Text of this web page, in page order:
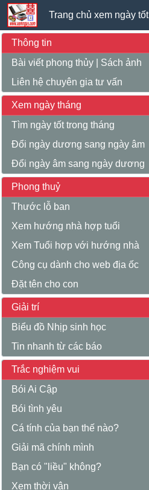
Trang chủ xem ngày tốt
Thông tin
Bài viết phong thủy
Sách ảnh
Liên hệ chuyên gia tư vấn
Xem ngày tháng
Tìm ngày tốt trong tháng
Đổi ngày dương sang ngày âm
Đổi ngày âm sang ngày dương
Phong thuỷ
Thước lỗ ban
Xem hướng nhà hợp tuổi
Xem Tuổi hợp với hướng nhà
Công cụ dành cho web địa ốc
Đặt tên cho con
Giải trí
Biểu đồ Nhịp sinh học
Tin nhanh từ các báo
Trắc nghiệm vui
Bói Ai Cập
Bói tình yêu
Cá tính của bạn thế nào?
Giải mã chính mình
Bạn có "liều" không?
Xem thời vận